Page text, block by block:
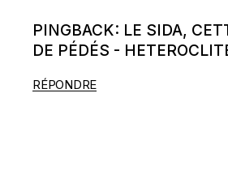
PINGBACK: LE SIDA,
DE PÉDÉS -
RÉPONDRE